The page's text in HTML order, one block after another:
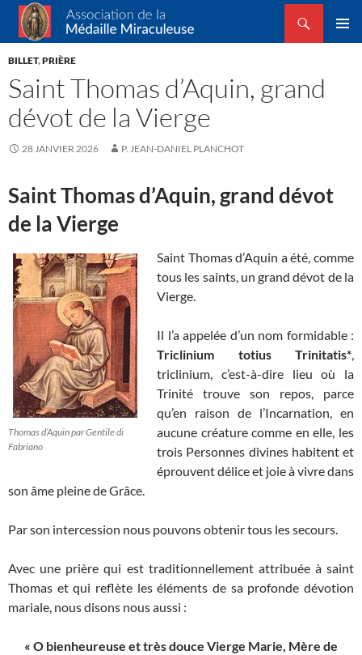
Association de la Médaille Miraculeuse
Recherche
ALLER
BILLET,PRIÈRE
Saint Thomas d’Aquin, grand
dévot de la Vierge
28 JANVIER 2026 P. JEAN-DANIEL PLANCHOT
Saint Thomas d’Aquin, grand dévot
de la Vierge
Thomas d’Aquin par Gentile di
Fabriano
Saint Thomas d’Aquin a été, comme
tous les saints, un grand dévot de la
Vierge.
Il l’a appelée d’un nom formidable :
Triclinium totius Trinitatis*,
triclinium, c’est-à-dire lieu où la
Trinité trouve son repos, parce
qu’en raison de l’Incarnation, en
aucune créature comme en elle, les
trois Personnes divines habitent et
éprouvent délice et joie à vivre dans
son âme pleine de Grâce.
Par son intercession nous pouvons obtenir tous les secours.
Avec une prière qui est traditionnellement attribuée à saint
Thomas et qui reflète les éléments de sa profonde dévotion
mariale, nous disons nous aussi :
« O bienheureuse et très douce Vierge Marie, Mère de